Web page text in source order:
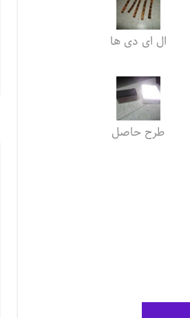
ال ای دی ها
طرح حاصل